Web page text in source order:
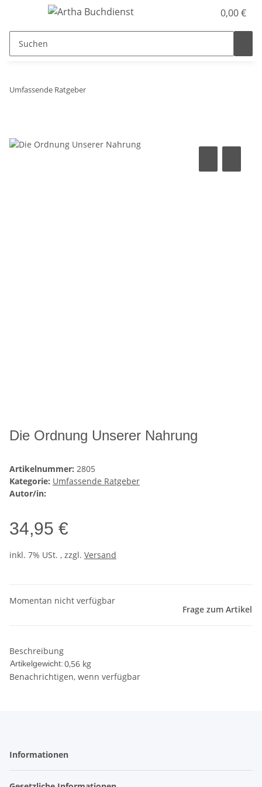
0,00 €
Umfassende Ratgeber
Die Ordnung Unserer Nahrung
Artikelnummer: 2805
Kategorie: Umfassende Ratgeber
Autor/in:
34,95 €
inkl. 7% USt. , zzgl. Versand
Momentan nicht verfügbar
Frage zum Artikel
Beschreibung
Artikelgewicht:0,56 kg
Benachrichtigen, wenn verfügbar
Informationen